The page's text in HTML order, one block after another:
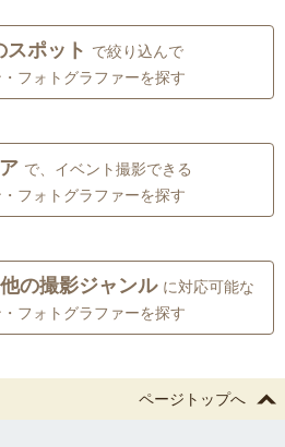
スポット で絞り込んで
フォトグラファーを探す
で、イベント撮影できる
フォトグラファーを探す
他の撮影ジャンル に対応可能な
フォトグラファーを探す
ページトップへ